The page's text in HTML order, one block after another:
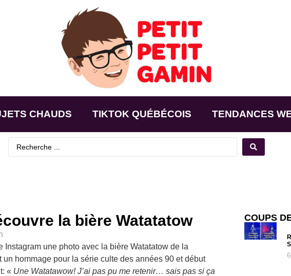
CHAUDS TIKTOK QUÉBÉCOIS TENDANCES
la bière Watatatow
une photo avec la bière Watatatow de la
un hommage pour la série culte des années 90 et début
« Une Watatawow! J’ai pas pu me retenir… sais pas si ça
COUPS